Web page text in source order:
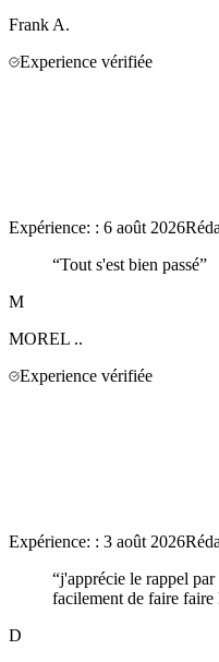
Frank A.
Experience vérifiée
Expérience: : 6 août 2026
“Tout s'est bien passé”
M
MOREL ..
Experience vérifiée
Expérience: : 3 août 2026
“j'apprécie le rappel
facilement de faire faire
D